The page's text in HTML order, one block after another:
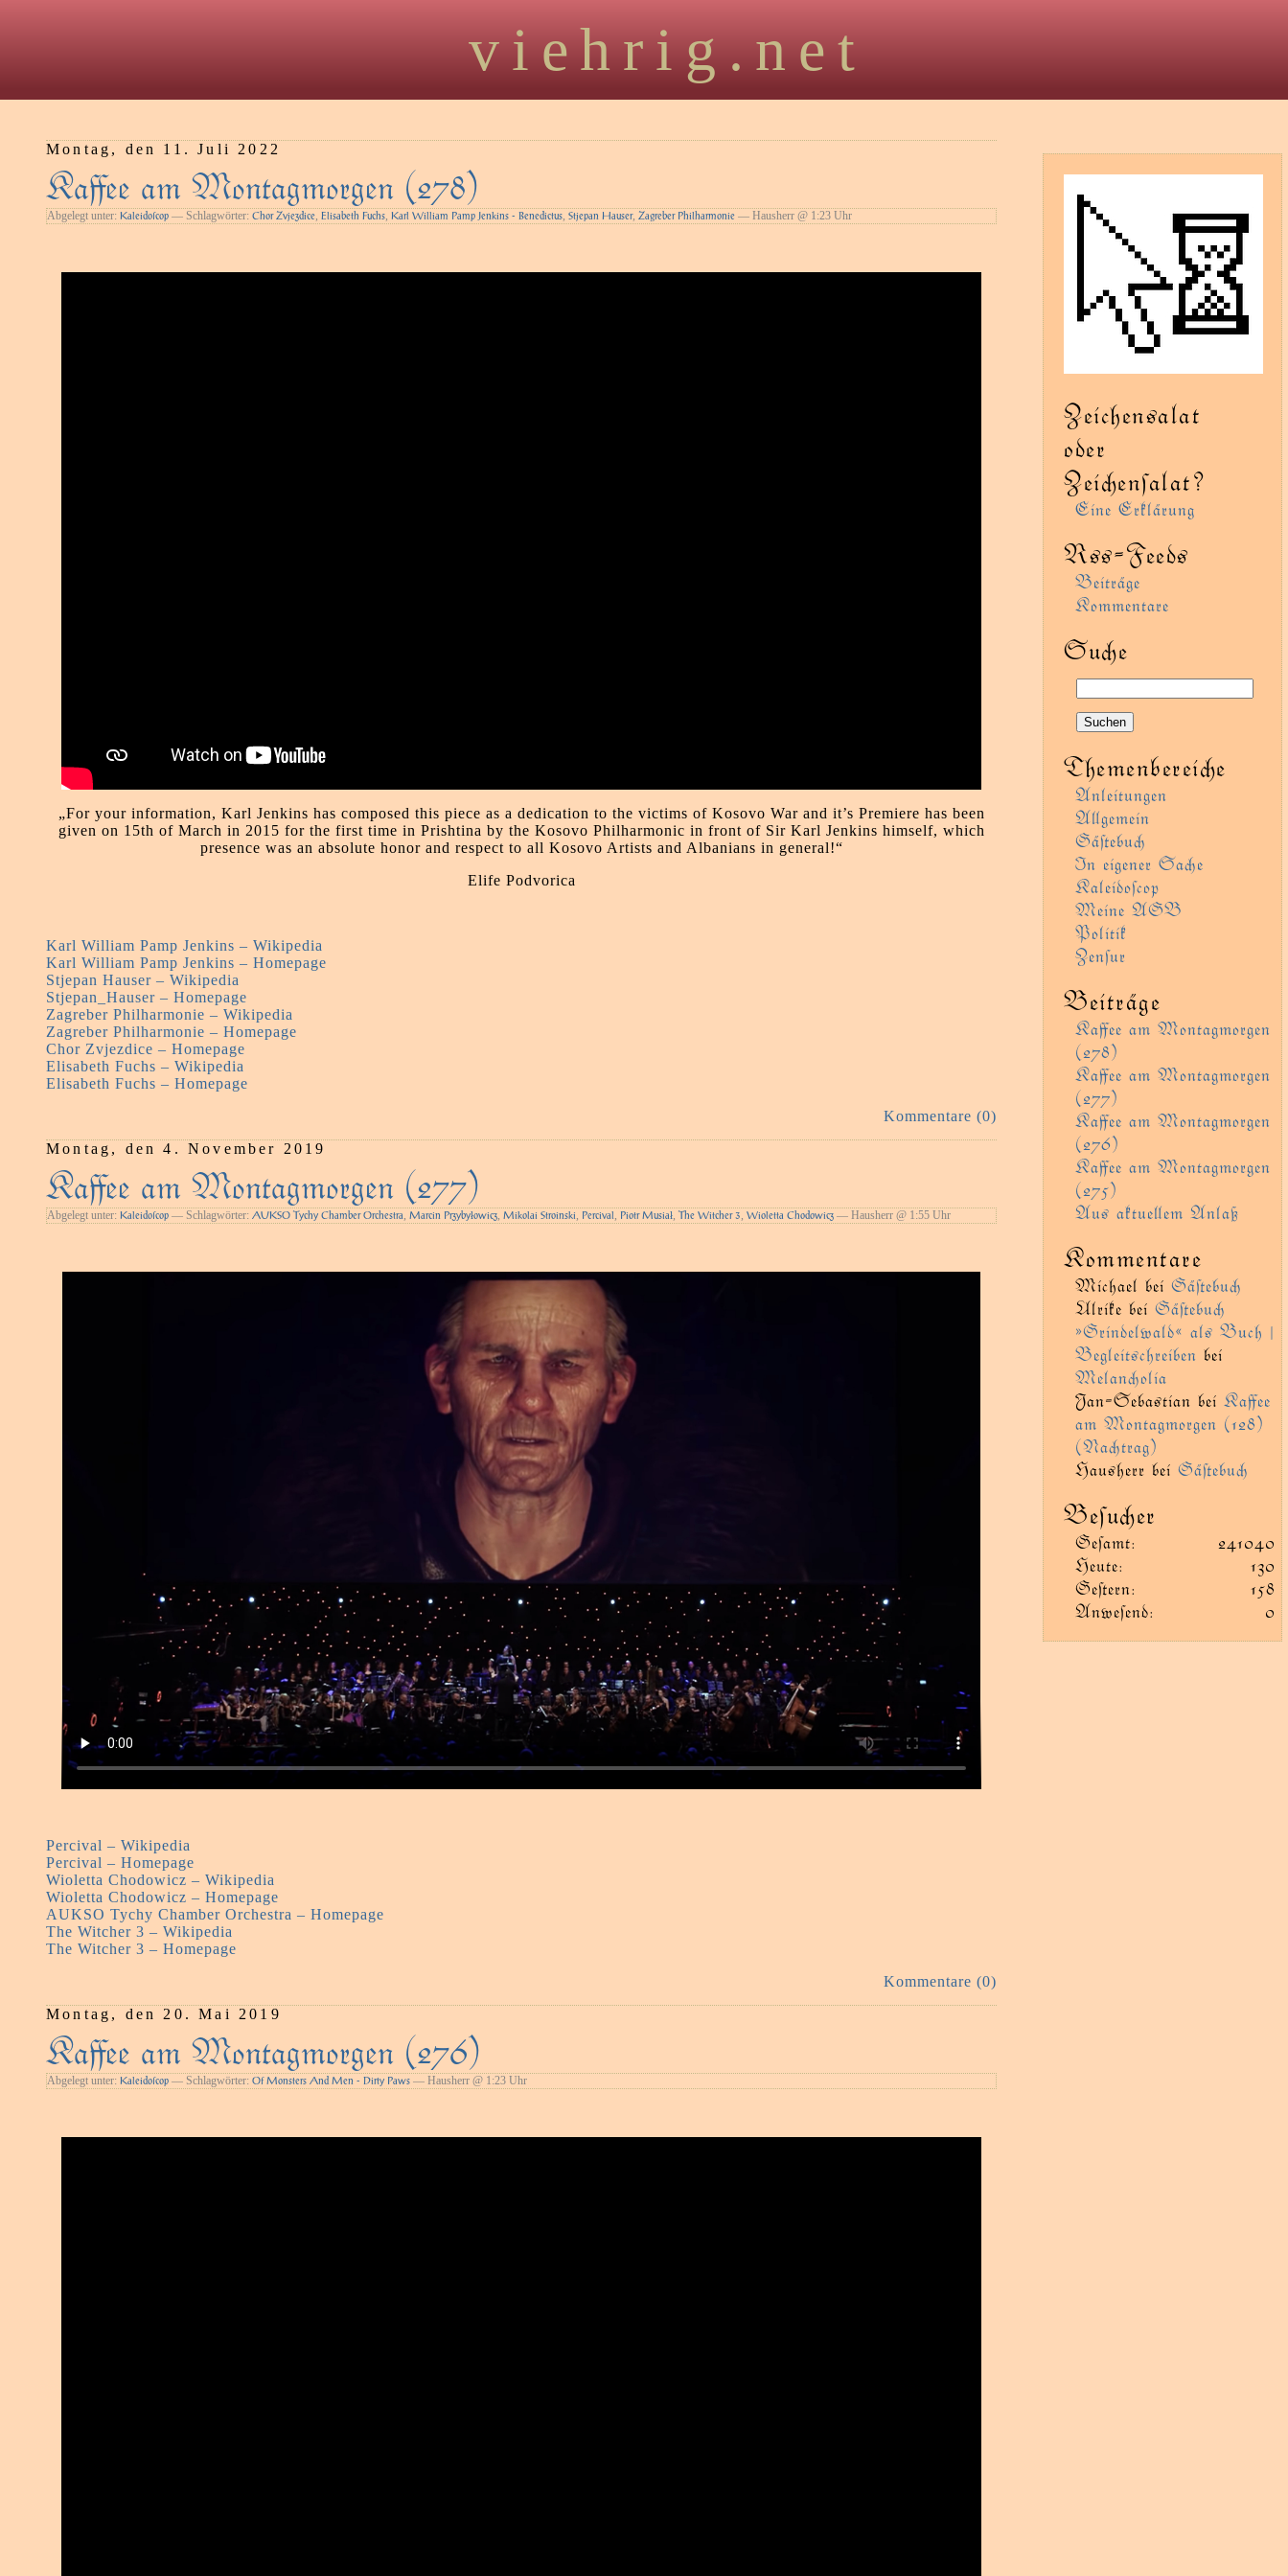
viehrig.net
Montag, den 11. Juli 2022
Kaﬀee am Montagmorgen (278)
Abgelegt unter: Kaleidoſcop — Schlagwörter: Chor Zvjezdice, Elisabeth Fuchs, Karl William Pamp Jenkins - Benedictus, Stjepan Hauser, Zagreber Philharmonie — Hausherr @ 1:23 Uhr
„For your information, Karl Jenkins has composed this piece as a dedication to the victims of Kosovo War and it’s Premiere has been
given on 15th of March in 2015 for the first time in Prishtina by the Kosovo Philharmonic in front of Sir Karl Jenkins himself, which
presence was an absolute honor and respect to all Kosovo Artists and Albanians in general!“
Elife Podvorica
Karl William Pamp Jenkins – Wikipedia
Karl William Pamp Jenkins – Homepage
Stjepan Hauser – Wikipedia
Stjepan_Hauser – Homepage
Zagreber Philharmonie – Wikipedia
Zagreber Philharmonie – Homepage
Chor Zvjezdice – Homepage
Elisabeth Fuchs – Wikipedia
Elisabeth Fuchs – Homepage
Kommentare (0)
Montag, den 4. November 2019
Kaﬀee am Montagmorgen (277)
Abgelegt unter: Kaleidoſcop — Schlagwörter: AUKSO Tychy Chamber Orchestra, Marcin Przybyłowicz, Mikolai Stroinski, Percival, Piotr Musiał, The Witcher 3, Wioletta Chodowicz — Hausherr @ 1:55 Uhr
Percival – Wikipedia
Percival – Homepage
Wioletta Chodowicz – Wikipedia
Wioletta Chodowicz – Homepage
AUKSO Tychy Chamber Orchestra – Homepage
The Witcher 3 – Wikipedia
The Witcher 3 – Homepage
Kommentare (0)
Montag, den 20. Mai 2019
Kaﬀee am Montagmorgen (276)
Abgelegt unter: Kaleidoſcop — Schlagwörter: Of Monsters And Men - Dirty Paws — Hausherr @ 1:23 Uhr
Zeichensalat
oder
Zeienſalat?
Eine Erklärung
Rss-Feeds
Beiträge
Kommentare
Sue
Themenbereie
Anleitungen
Agemein
Gäﬅebu
In eigener Sae
Kaleidoſcop
Meine AGB
Politik
Zenſur
Beiträge
Kaﬀee am Montagmorgen
(278)
Kaﬀee am Montagmorgen
(277)
Kaﬀee am Montagmorgen
(276)
Kaﬀee am Montagmorgen
(275)
Aus aktueem Anlaß
Kommentare
Michael bei Gäﬅebu
Ulrike bei Gäﬅebu
»Grindelwald« als Buch |
Begleitschreiben bei
Melanolia
Jan-Sebastian bei Kaﬀee
am Montagmorgen (128)
(Natrag)
Hausherr bei Gäﬅebu
Beſuer
241040
Geſamt:
130
Heute:
158
Geﬅern:
0
Anweſend: